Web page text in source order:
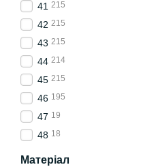
41 215
42 215
43 215
44 214
45 215
46 195
47 19
48 18
Матеріал